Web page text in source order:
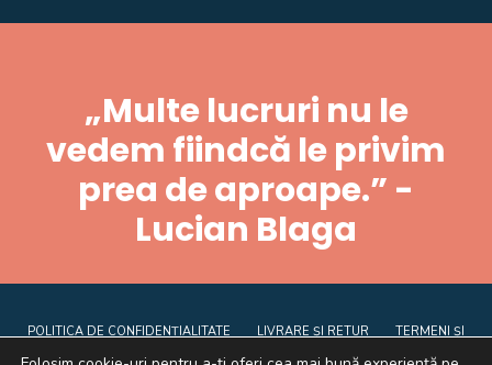
„Multe lucruri nu le
vedem fiindcă le privim
prea de aproape.” -
Lucian Blaga
POLITICA DE CONFIDENȚIALITATE LIVRARE ȘI RETUR
TERMENI ȘI
CONDIȚII
CE SUNT COOKIE-URILE ANPC